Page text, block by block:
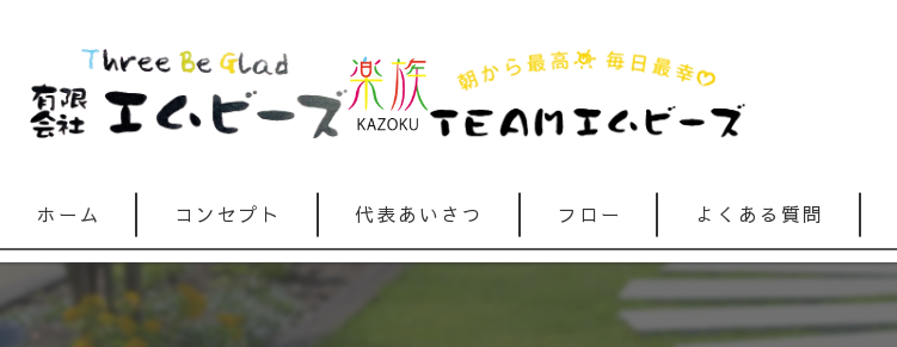
ホーム コンセプト 代表あいさつ フロー よくある質問